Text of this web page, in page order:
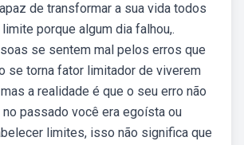
de transformar a sua vida todos
porque algum dia falhou,.
se sentem mal pelos erros que
se torna fator limitador de viverem
a realidade é que o seu erro não
passado você era egoísta ou
limites, isso não significa que